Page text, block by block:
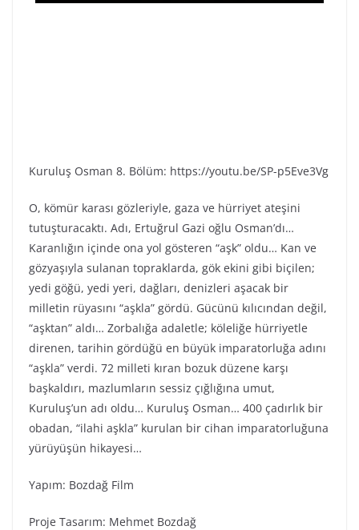
Kuruluş Osman 8. Bölüm: https://youtu.be/SP-p5Eve3Vg
O, kömür karası gözleriyle, gaza ve hürriyet ateşini
tutuşturacaktı. Adı, Ertuğrul Gazi oğlu Osman’dı…
Karanlığın içinde ona yol gösteren “aşk” oldu… Kan ve
gözyaşıyla sulanan topraklarda, gök ekini gibi biçilen;
yedi göğü, yedi yeri, dağları, denizleri aşacak bir
milletin rüyasını “aşkla” gördü. Gücünü kılıcından değil,
“aşktan” aldı… Zorbalığa adaletle; köleliğe hürriyetle
direnen, tarihin gördüğü en büyük imparatorluğa adını
“aşkla” verdi. 72 milleti kıran bozuk düzene karşı
başkaldırı, mazlumların sessiz çığlığına umut,
Kuruluş’un adı oldu… Kuruluş Osman… 400 çadırlık bir
obadan, “ilahi aşkla” kurulan bir cihan imparatorluğuna
yürüyüşün hikayesi…
Yapım: Bozdağ Fi̇lm
Proje Tasarım: Mehmet Bozdağ